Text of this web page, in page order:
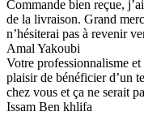
Commande bien reçue,
de la livraison. Grand
n’hésiterai pas à revenir
Amal Yakoubi
Votre professionnalisme
plaisir de bénéficier d’un
chez vous et ça ne serait
Issam Ben khlifa